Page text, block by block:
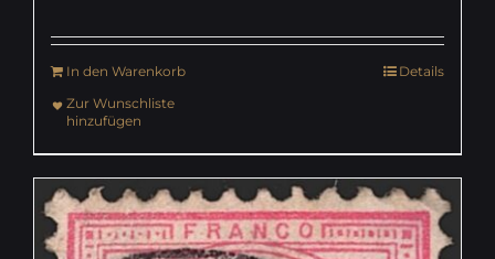
In den Warenkorb
Details
Zur Wunschliste
hinzufügen